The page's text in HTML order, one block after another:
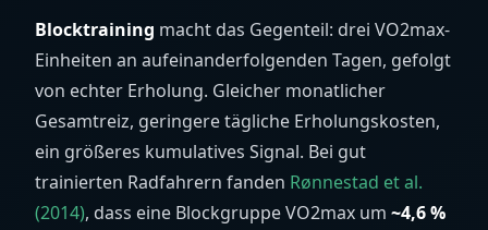
Blocktraining macht das Gegenteil: drei VO2max-
Einheiten an aufeinanderfolgenden Tagen, gefolgt
von echter Erholung. Gleicher monatlicher
Gesamtreiz, geringere tägliche Erholungskosten,
ein größeres kumulatives Signal. Bei gut
trainierten Radfahrern fanden Rønnestad et al.
(2014), dass eine Blockgruppe VO2max um ~4,6 %